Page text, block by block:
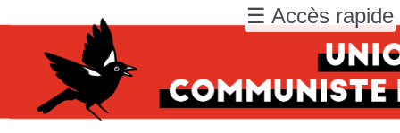
☰ Accès rapide